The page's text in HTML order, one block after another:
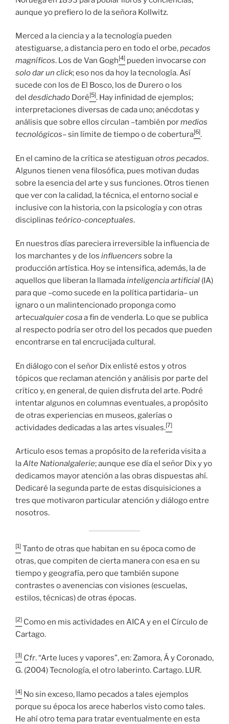
aunque yo prefiero lo de la señora Kollwitz.
Merced a la ciencia y a la tecnología pueden
atestiguarse, a distancia pero en todo el orbe,pecados
magníficos. Los de Van Gogh[4] pueden invocarse con
solo dar un click; eso nos da hoy la tecnología. Así
sucede con los de El Bosco, los de Durero o los
del desdichado Doré[5]. Hay infinidad de ejemplos;
interpretaciones diversas de cada uno; anécdotas y
análisis que sobre ellos circulan –también pormedios
tecnológicos– sin límite de tiempo o de cobertura[6].
En el camino de la crítica se atestiguan otros pecados.
Algunos tienen vena filosófica, pues motivan dudas
sobre la esencia del arte y sus funciones. Otros tienen
que ver con la calidad, la técnica, el entorno social e
inclusive con la historia, con la psicología y con otras
disciplinas teórico-conceptuales.
En nuestros días pareciera irreversible la influencia de
los marchantes y de los influencers sobre la
producción artística. Hoy se intensifica, además, la de
aquellos que liberan la llamadainteligencia artificial (IA)
para que –como sucede en la política partidaria­– un
ignaro o un malintencionado proponga como
artecualquier cosaa fin de venderla. Lo que se publica
al respecto podría ser otro del los pecados que pueden
encontrarse en tal encrucijada cultural.
En diálogo con el señor Dix enlisté estos y otros
tópicos que reclaman atención y análisis por parte del
crítico y, en general, de quien disfruta del arte. Podré
intentar algunos en columnas eventuales, a propósito
de otras experiencias en museos, galerías o
actividades dedicadas a las artes visuales.[7]
Articulo esos temas a propósito de la referida visita a
laAlte Nationalgalerie; aunque ese día el señor Dix y yo
dedicamos mayor atención a las obras dispuestas ahí.
Dedicaré la segunda parte de estas disquisiciones a
tres que motivaron particular atención y diálogo entre
nosotros.
[1] Tanto de otras que habitan en su época como de
otras, que compiten de cierta manera con esa en su
tiempo y geografía, pero que también supone
contrastes o avenencias con visiones (escuelas,
estilos, técnicas) de otras épocas.
[2] Como en mis actividades en AICA y en el Círculo de
Cartago.
[3] Cfr. “Arte luces y vapores”, en: Zamora, Á y Coronado,
G. (2004) Tecnología, el otro laberinto. Cartago. LUR.
[4] No sin exceso, llamo pecados a tales ejemplos
porque su época los arece haberlos visto como tales.
He ahí otro tema para tratar eventualmente en esta